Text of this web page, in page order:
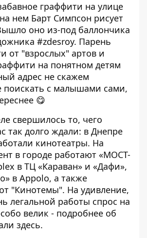
граффити на улице
нем Барт Симпсон рисует
оно из-под баллончика
#zdesroy. Парень
от "взрослых" артов и
на понятном детям
адрес не скажем
поискать с малышами сами,
😋
свершилось то, чего
так долго ждали: в Днепре
кинотеатры. На
в городе работают «МОСТ-
в ТЦ «Караван» и «Дафи»,
в Appolo, а также
"Кинотемы". На удивление,
легальной работы спрос на
велик - подробнее об
здесь.